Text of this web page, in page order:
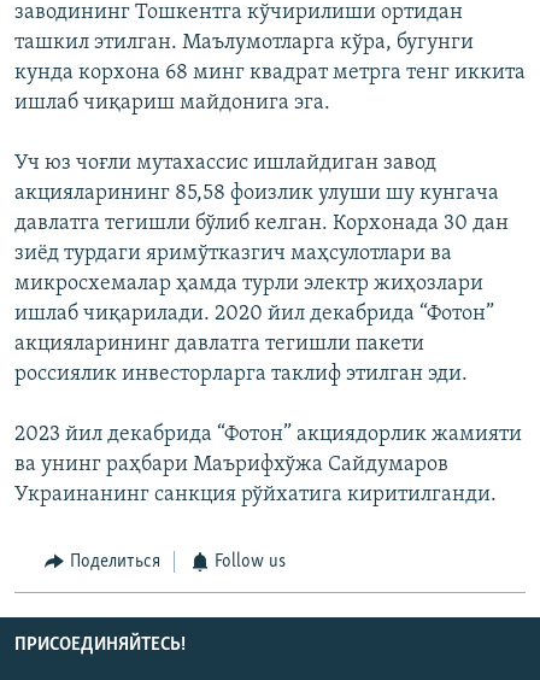
заводининг Тошкентга кўчирилиши ортидан
ташкил этилган. Маълумотларга кўра, бугунги
кунда корхона 68 минг квадрат метрга тенг иккита
ишлаб чиқариш майдонига эга.
Уч юз чоғли мутахассис ишлайдиган завод
акцияларининг 85,58 фоизлик улуши шу кунгача
давлатга тегишли бўлиб келган. Корхонада 30 дан
зиёд турдаги яримўтказгич маҳсулотлари ва
микросхемалар ҳамда турли электр жиҳозлари
ишлаб чиқарилади. 2020 йил декабрида “Фотон”
акцияларининг давлатга тегишли пакети
россиялик инвесторларга таклиф этилган эди.
2023 йил декабрида “Фотон” акциядорлик жамияти
ва унинг раҳбари Маърифхўжа Сайдумаров
Украинанинг санкция рўйхатига киритилганди.
Поделиться Follow us
ПРИСОЕДИНЯЙТЕСЬ!